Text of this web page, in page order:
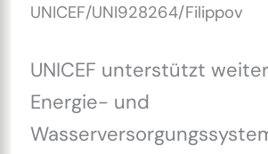
UNICEF/UNI928264/Filippov
UNICEF unterstützt
Energie- und